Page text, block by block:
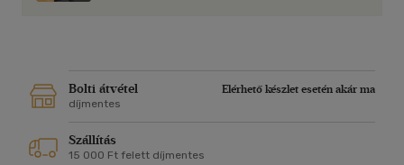
Bolti átvétel
Elérhető készlet esetén akár ma
díjmentes
Szállítás
15 000 Ft felett díjmentes